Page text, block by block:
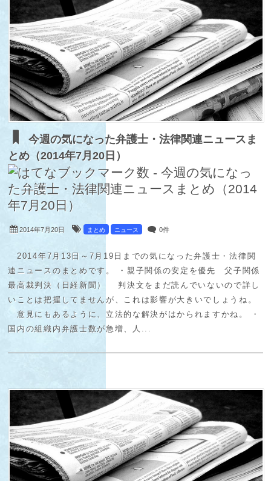
今週の気になった弁護士・法律関連ニュースま
とめ（2014年7月20日）
2014年7月20日 まとめ ニュース 0件
2014年7月13日～7月19日までの気になった弁護士・法律関
連ニュースのまとめです。 ・親子関係の安定を優先 父子関係
最高裁判決（日経新聞） 判決文をまだ読んでいないので詳し
いことは把握してませんが、これは影響が大きいでしょうね。
意見にもあるように、立法的な解決がはかられますかね。 ・
国内の組織内弁護士数が急増、人...